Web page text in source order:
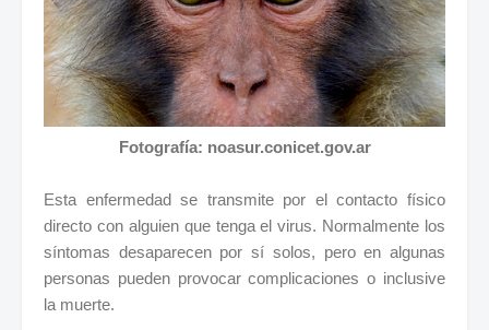
Fotografía: noasur.conicet.gov.ar
Esta enfermedad se transmite por el contacto físico
directo con alguien que tenga el virus. Normalmente los
síntomas desaparecen por sí solos, pero en algunas
personas pueden provocar complicaciones o inclusive
la muerte.